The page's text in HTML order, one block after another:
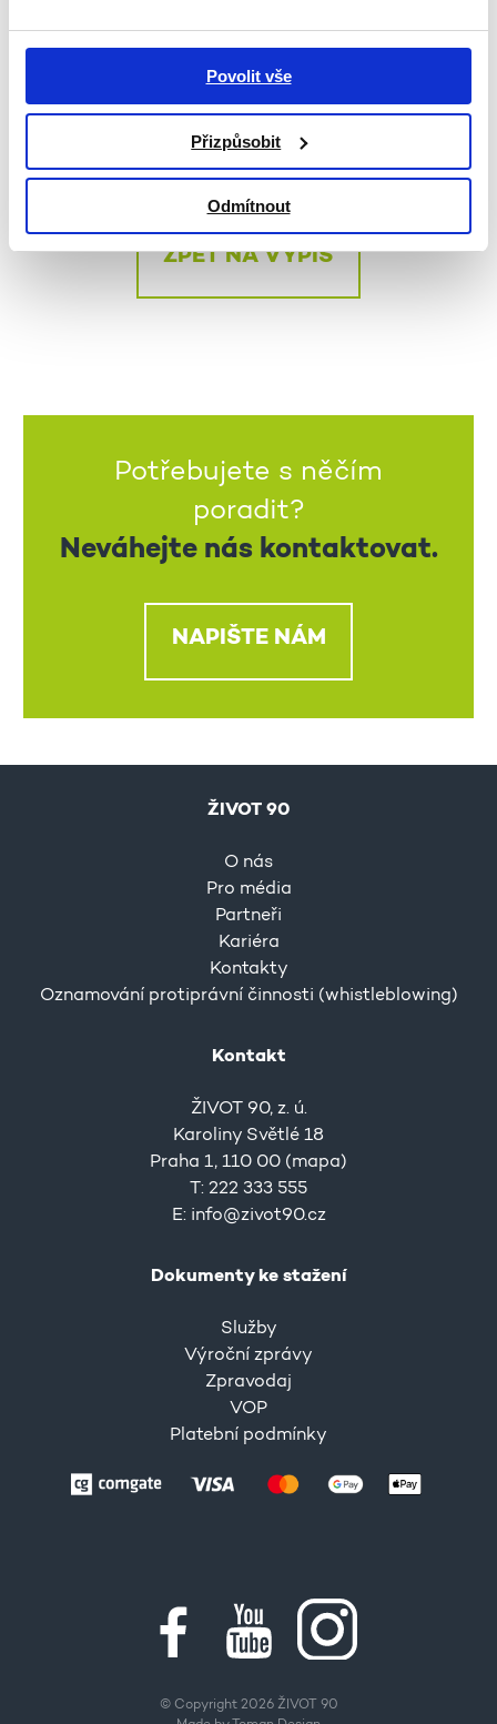
Povolit vše
Přizpůsobit
Odmítnout
Děkujeme za pochopení.
Tým ŽIVOTa 90
ZPĚT NA VÝPIS
Potřebujete s něčím
poradit?
Neváhejte nás kontaktovat.
NAPIŠTE NÁM
ŽIVOT 90
O nás
Pro média
Partneři
Kariéra
Kontakty
Oznamování protiprávní činnosti (whistleblowing)
Kontakt
ŽIVOT 90, z. ú.
Karoliny Světlé 18
Praha 1, 110 00 (mapa)
T: 222 333 555
E: info@zivot90.cz
Dokumenty ke stažení
Služby
Výroční zprávy
Zpravodaj
VOP
Platební podmínky
© Copyright 2026 ŽIVOT 90